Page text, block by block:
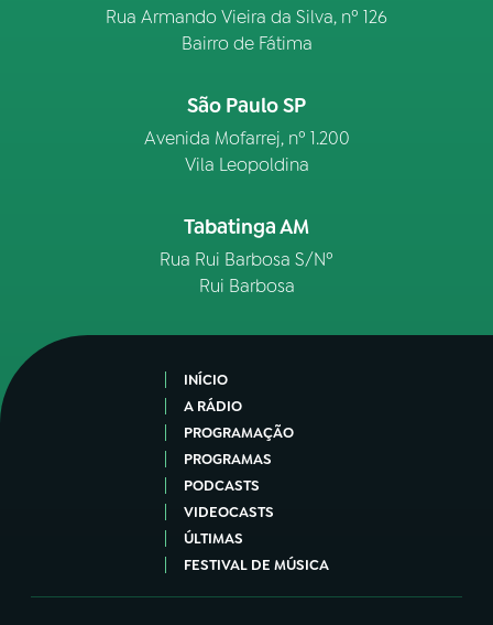
Rua Armando Vieira da Silva, nº 126
Bairro de Fátima
São Paulo SP
Avenida Mofarrej, nº 1.200
Vila Leopoldina
Tabatinga AM
Rua Rui Barbosa S/Nº
Rui Barbosa
INÍCIO
A RÁDIO
PROGRAMAÇÃO
PROGRAMAS
PODCASTS
VIDEOCASTS
ÚLTIMAS
FESTIVAL DE MÚSICA